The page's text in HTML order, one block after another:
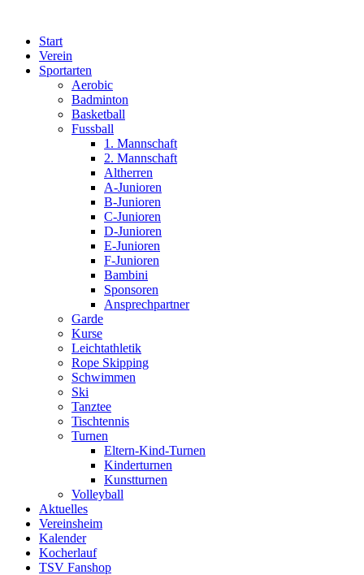
wechseln
Start
Verein
Sportarten
Aerobic
Badminton
Basketball
Fussball
1. Mannschaft
2. Mannschaft
Altherren
A-Junioren
B-Junioren
C-Junioren
D-Junioren
E-Junioren
F-Junioren
Bambini
Sponsoren
Ansprechpartner
Garde
Kurse
Leichtathletik
Rope Skipping
Schwimmen
Ski
Tanztee
Tischtennis
Turnen
Eltern-Kind-Turnen
Kinderturnen
Kunstturnen
Volleyball
Aktuelles
Vereinsheim
Kalender
Kocherlauf
TSV Fanshop